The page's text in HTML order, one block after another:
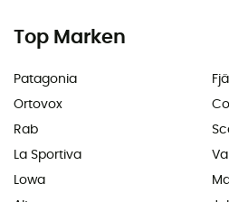
Top Marken
Patagonia
Ortovox
Rab
La Sportiva
Lowa